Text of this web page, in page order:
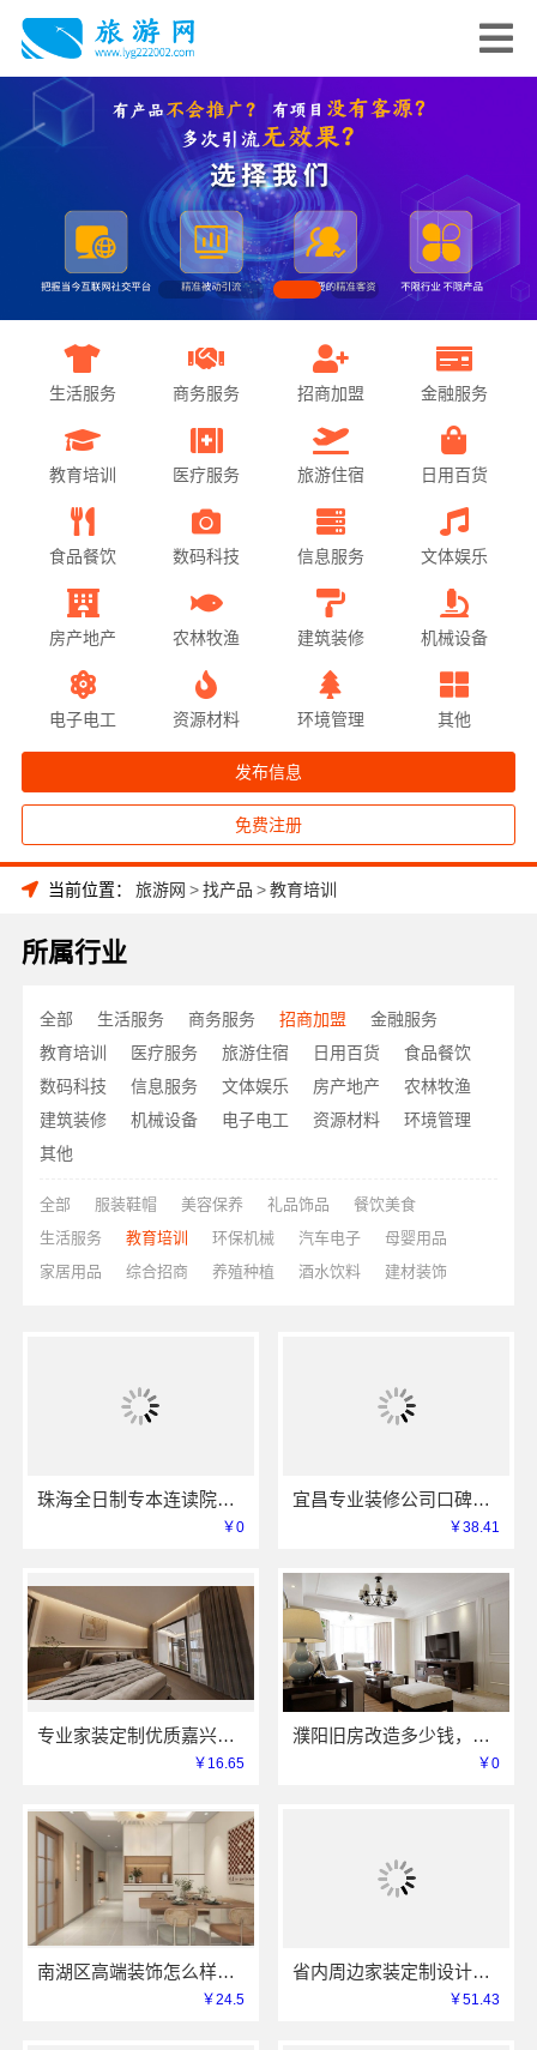
生活服务 商务服务 招商加盟 金融服务
教育培训 医疗服务 旅游住宿 日用百货
食品餐饮 数码科技 信息服务 文体娱乐
房产地产 农林牧渔 建筑装修 机械设备
电子电工 资源材料 环境管理 其他
发布信息
免费注册
当前位置： 旅游网 >找产品 >教育培训
所属行业
全部 生活服务 商务服务 招商加盟
金融服务
教育培训
医疗服务 旅游住宿 日用百货
食品餐饮
数码科技
信息服务 文体娱乐 房产地产
农林牧渔
建筑装修
机械设备 电子电工 资源材料
环境管理
其他
全部 服装鞋帽 美容保养 礼品饰品
餐饮美食
生活服务
教育培训 环保机械 汽车电子
母婴用品
家居用品
综合招商 养殖种植 酒水饮料 建材装饰
珠海全日制专本连读院校-北京理工大学珠海学院继教院
￥0
宜昌专业装修公司口碑怎么样选择湖北百年米莱空间美学装饰材料有限公司
￥38.41
专业家装定制优质嘉兴绿色之家建材科技
￥16.65
濮阳旧房改造多少钱，河南璟臻环保建材有限公司预算透明
￥0
南湖区高端装饰怎么样，嘉兴锦居装饰材料有限公司
￥24.5
省内周边家装定制设计大概报价浙江乐享新材料
￥51.43